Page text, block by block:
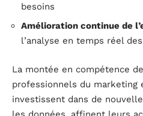
besoins
Amélioration continue de
l’analyse en temps réel
La montée en compétence
professionnels du marketing
investissent dans de